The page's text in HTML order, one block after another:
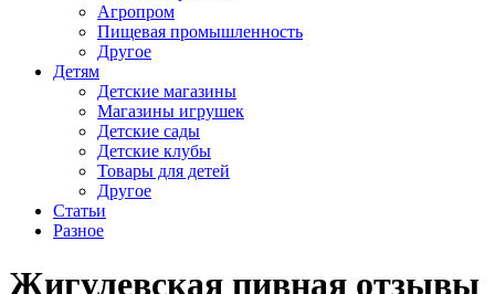
Агропром
Пищевая промышленность
Другое
Детям
Детские магазины
Магазины игрушек
Детские сады
Детские клубы
Товары для детей
Другое
Статьи
Разное
Жигулевская пивная отзывы